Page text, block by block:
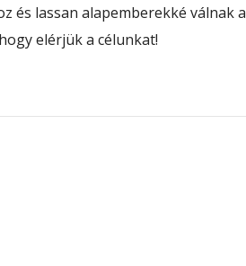
és lassan alapemberekké válnak
elérjük a célunkat!